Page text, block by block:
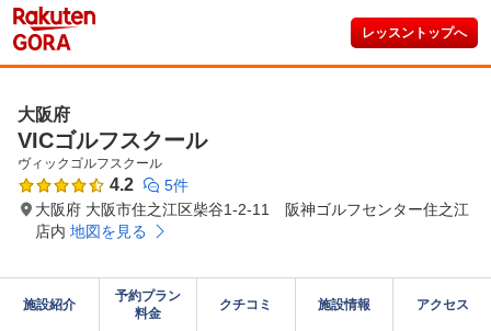
レッスントップへ
大阪府
VICゴルフスクール
ヴィックゴルフスクール
4.2
5件
大阪府 大阪市住之江区柴谷1-2-11 阪神ゴルフセンター住之江
店内 地図を見る
施設紹介
予約プラン
料金
クチコミ 施設情報 アクセス